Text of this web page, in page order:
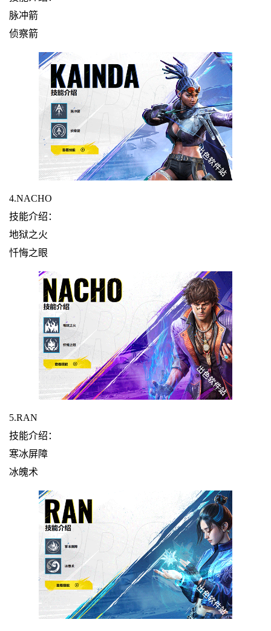
脉冲箭
侦察箭
4.NACHO
技能介绍：
地狱之火
忏悔之眼
5.RAN
技能介绍：
寒冰屏障
冰魄术